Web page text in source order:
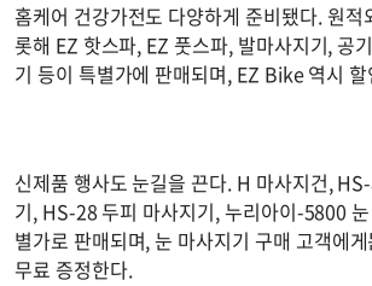
홈케어 건강가전도 다양하게 준비됐다. 원적
롯해 EZ 핫스파, EZ 풋스파, 발마사지기, 공
기 등이 특별가에 판매되며, EZ Bike 역시
신제품 행사도 눈길을 끈다. H 마사지건,
기, HS-28 두피 마사지기, 누리아이-5800
별가로 판매되며, 눈 마사지기 구매 고객에
무료 증정한다.